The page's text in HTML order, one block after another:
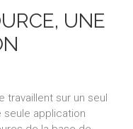
UNE
travaillent sur un seul
application